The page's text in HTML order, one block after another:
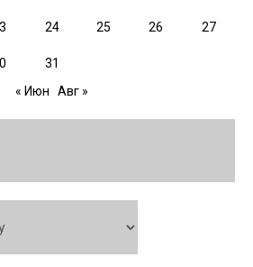
24 25 26 27
31
« Июн
Авг »